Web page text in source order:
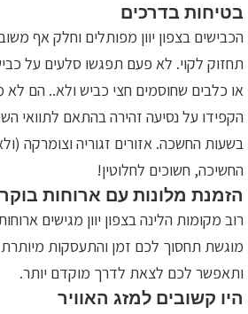
בטיחות בדרכים
הכבישים בצפון יוון מפותלים וחלק אף
תחזוק לקוי. לא פעם תפגשו סלעים על
או כלבים שחוסמים חצי כביש ולא.. הם לא
הקפידו על נסיעה זהירה בהתאם לתוואי
בשעות החשכה. אזורים זגוריה וצומרקה
החשיכה, חשוכים לחלוטין!
הזמנת מלונות עם ארוחות בוקר
רוב מקומות הלינה בצפון יוון מגישים
מוגשת תחסוך לכם זמן והתעסקות מיותרת
ותאפשר לכם לצאת לדרך מוקדם יותר.
היו קשובים למזג האוויר